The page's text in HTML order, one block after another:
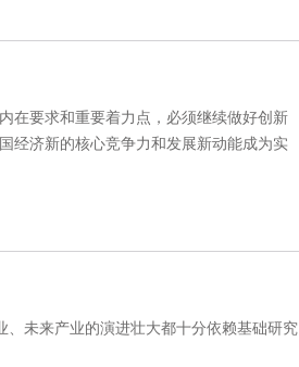
在要求和重要着力点，必须继续做好创新
经济新的核心竞争力和发展新动能成为实
未来产业的演进壮大都十分依赖基础研究